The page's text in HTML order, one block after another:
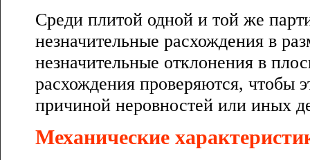
Среди плитой одной и той же
незначительные расхождения в
незначительные отклонения в
расхождения проверяются, чтобы
причиной неровностей или иных
Механические